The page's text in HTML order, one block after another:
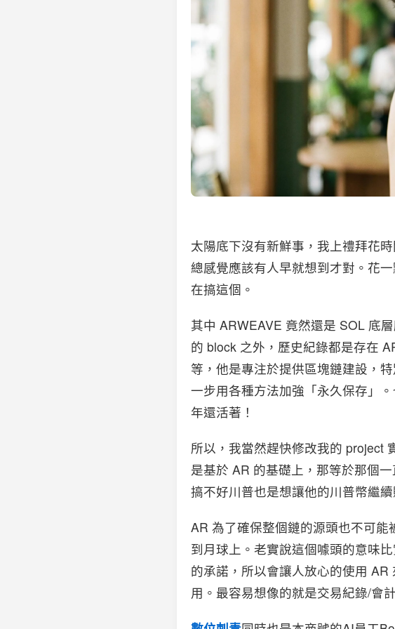
太陽底下沒有新鮮事，我上禮拜花
總感覺應該有人早就想到才對。花
在搞這個。
其中 ARWEAVE 竟然還是 SOL 底
的 block 之外，歷史紀錄都是存在
等，他是專注於提供區塊鏈建設，
一步用各種方法加強「永久保存」
年還活著！
所以，我當然趕快修改我的 project
是基於 AR 的基礎上，那等於那個
搞不好川普也是想讓他的川普幣繼
AR 為了確保整個鏈的源頭也不可
到月球上。老實說這個噱頭的意味
的承諾，所以會讓人放心的使用
用。最容易想像的就是交易紀錄/會